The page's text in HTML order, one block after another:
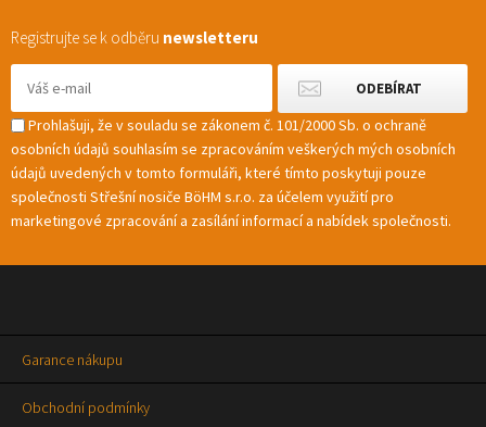
Registrujte se k odběru newsletteru
Prohlašuji, že v souladu se zákonem č. 101/2000 Sb. o ochraně
osobních údajů souhlasím se zpracováním veškerých mých osobních
údajů uvedených v tomto formuláři, které tímto poskytuji pouze
společnosti Střešní nosiče BöHM s.r.o. za účelem využití pro
marketingové zpracování a zasílání informací a nabídek společnosti.
Garance nákupu
Obchodní podmínky